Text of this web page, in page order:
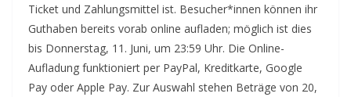
Ticket und Zahlungsmittel ist. Besucher*innen können ihr
Guthaben bereits vorab online aufladen; möglich ist dies
bis Donnerstag, 11. Juni, um 23:59 Uhr. Die Online-
Aufladung funktioniert per PayPal, Kreditkarte, Google
Pay oder Apple Pay. Zur Auswahl stehen Beträge von 20,